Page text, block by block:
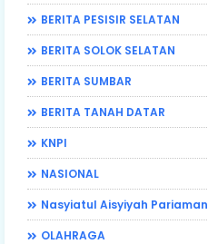
BERITA PESISIR SELATAN
BERITA SOLOK SELATAN
BERITA SUMBAR
BERITA TANAH DATAR
KNPI
NASIONAL
Nasyiatul Aisyiyah Pariaman
OLAHRAGA